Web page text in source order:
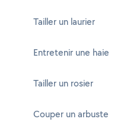
Tailler un laurier
Entretenir une haie
Tailler un rosier
Couper un arbuste